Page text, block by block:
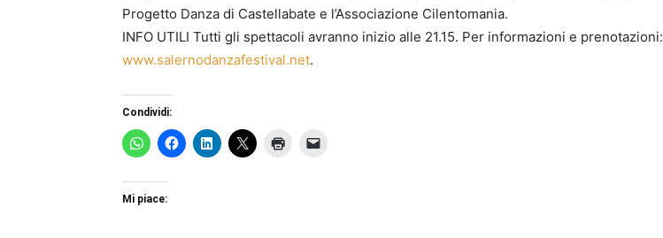
Progetto Danza di Castellabate e l’Associazione Cilentomania.
INFO UTILI Tutti gli spettacoli avranno inizio alle 21.15. Per informazioni e prenotazioni:
www.salernodanzafestival.net.
Condividi:
Mi piace: